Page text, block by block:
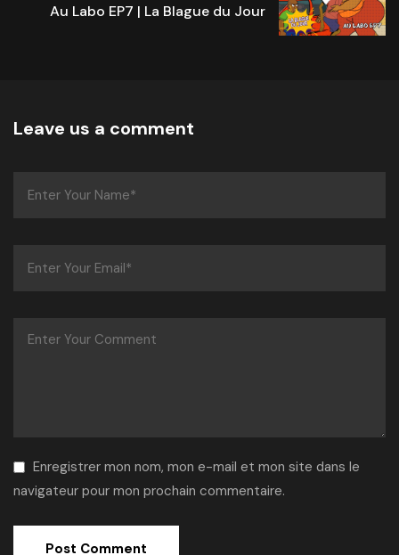
Au Labo EP7 | La Blague du Jour
Leave us a comment
Enregistrer mon nom, mon e-mail et mon site dans le
navigateur pour mon prochain commentaire.